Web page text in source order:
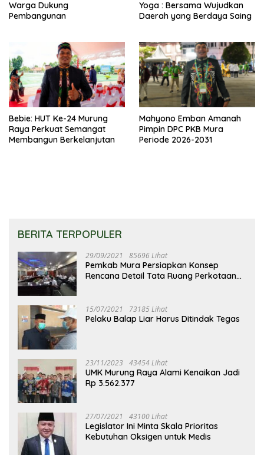
Warga Dukung
Pembangunan
Yoga : Bersama Wujudkan
Daerah yang Berdaya Saing
Bebie: HUT Ke-24 Murung
Raya Perkuat Semangat
Membangun Berkelanjutan
Mahyono Emban Amanah
Pimpin DPC PKB Mura
Periode 2026-2031
BERITA TERPOPULER
29/09/2021 85696 Lihat
Pemkab Mura Persiapkan Konsep
Rencana Detail Tata Ruang Perkotaan
15/07/2021 73185 Lihat
Pelaku Balap Liar Harus Ditindak Tegas
23/11/2023 43454 Lihat
UMK Murung Raya Alami Kenaikan Jadi
Rp 3.562.377
27/07/2021 43100 Lihat
Legislator Ini Minta Skala Prioritas
Kebutuhan Oksigen untuk Medis